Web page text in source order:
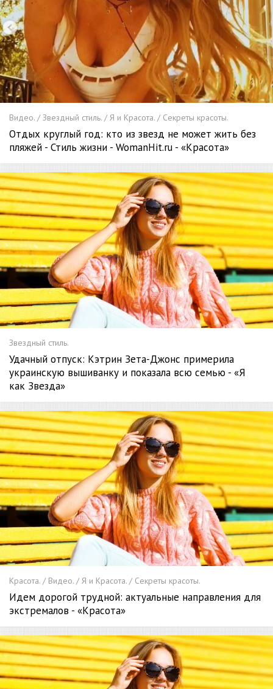
Видео. / Звездный стиль. / Я и Красота. / Секреты красоты.
Отдых круглый год: кто из звезд не может жить без
пляжей - Стиль жизни - WomanHit.ru - «Красота»
Звездный стиль.
Удачный отпуск: Кэтрин Зета-Джонс примерила
украинскую вышиванку и показала всю семью - «Я
как Звезда»
Красота. / Видео. / Я и Красота. / Секреты красоты.
Идем дорогой трудной: актуальные направления для
экстремалов - «Красота»